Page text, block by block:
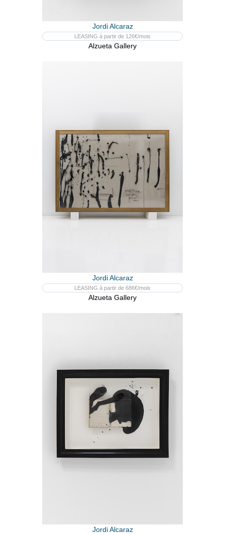
Jordi Alcaraz
LEASING à partir de 126€/mois
Alzueta Gallery
Jordi Alcaraz
LEASING à partir de 686€/mois
Alzueta Gallery
Jordi Alcaraz